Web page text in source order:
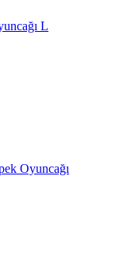
L
Oyuncağı